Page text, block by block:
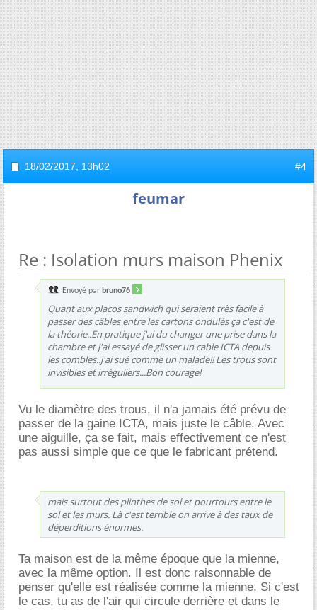
18/02/2017, 13h02 #4
feumar
Re : Isolation murs maison Phenix
Envoyé par bruno76
Quant aux placos sandwich qui seraient très facile à
passer des câbles entre les cartons ondulés ça c'est de
la théorie..En pratique j'ai du changer une prise dans la
chambre et j'ai essayé de glisser un cable ICTA depuis
les combles..j'ai sué comme un malade!! Les trous sont
invisibles et irréguliers...Bon courage!
Vu le diamètre des trous, il n'a jamais été prévu de
passer de la gaine ICTA, mais juste le câble. Avec
une aiguille, ça se fait, mais effectivement ce n'est
pas aussi simple que ce que le fabricant prétend.
mais surtout des plinthes de sol et pourtours entre le
sol et les murs. Là c'est terrible on arrive à des taux de
déperditions énormes.
Ta maison est de la même époque que la mienne,
avec la même option. Il est donc raisonnable de
penser qu'elle est réalisée comme la mienne. Si c'est
le cas, tu as de l'air qui circule derrière et dans le